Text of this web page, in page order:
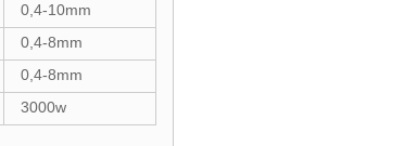
0,4-10mm
0,4-8mm
0,4-8mm
3000w